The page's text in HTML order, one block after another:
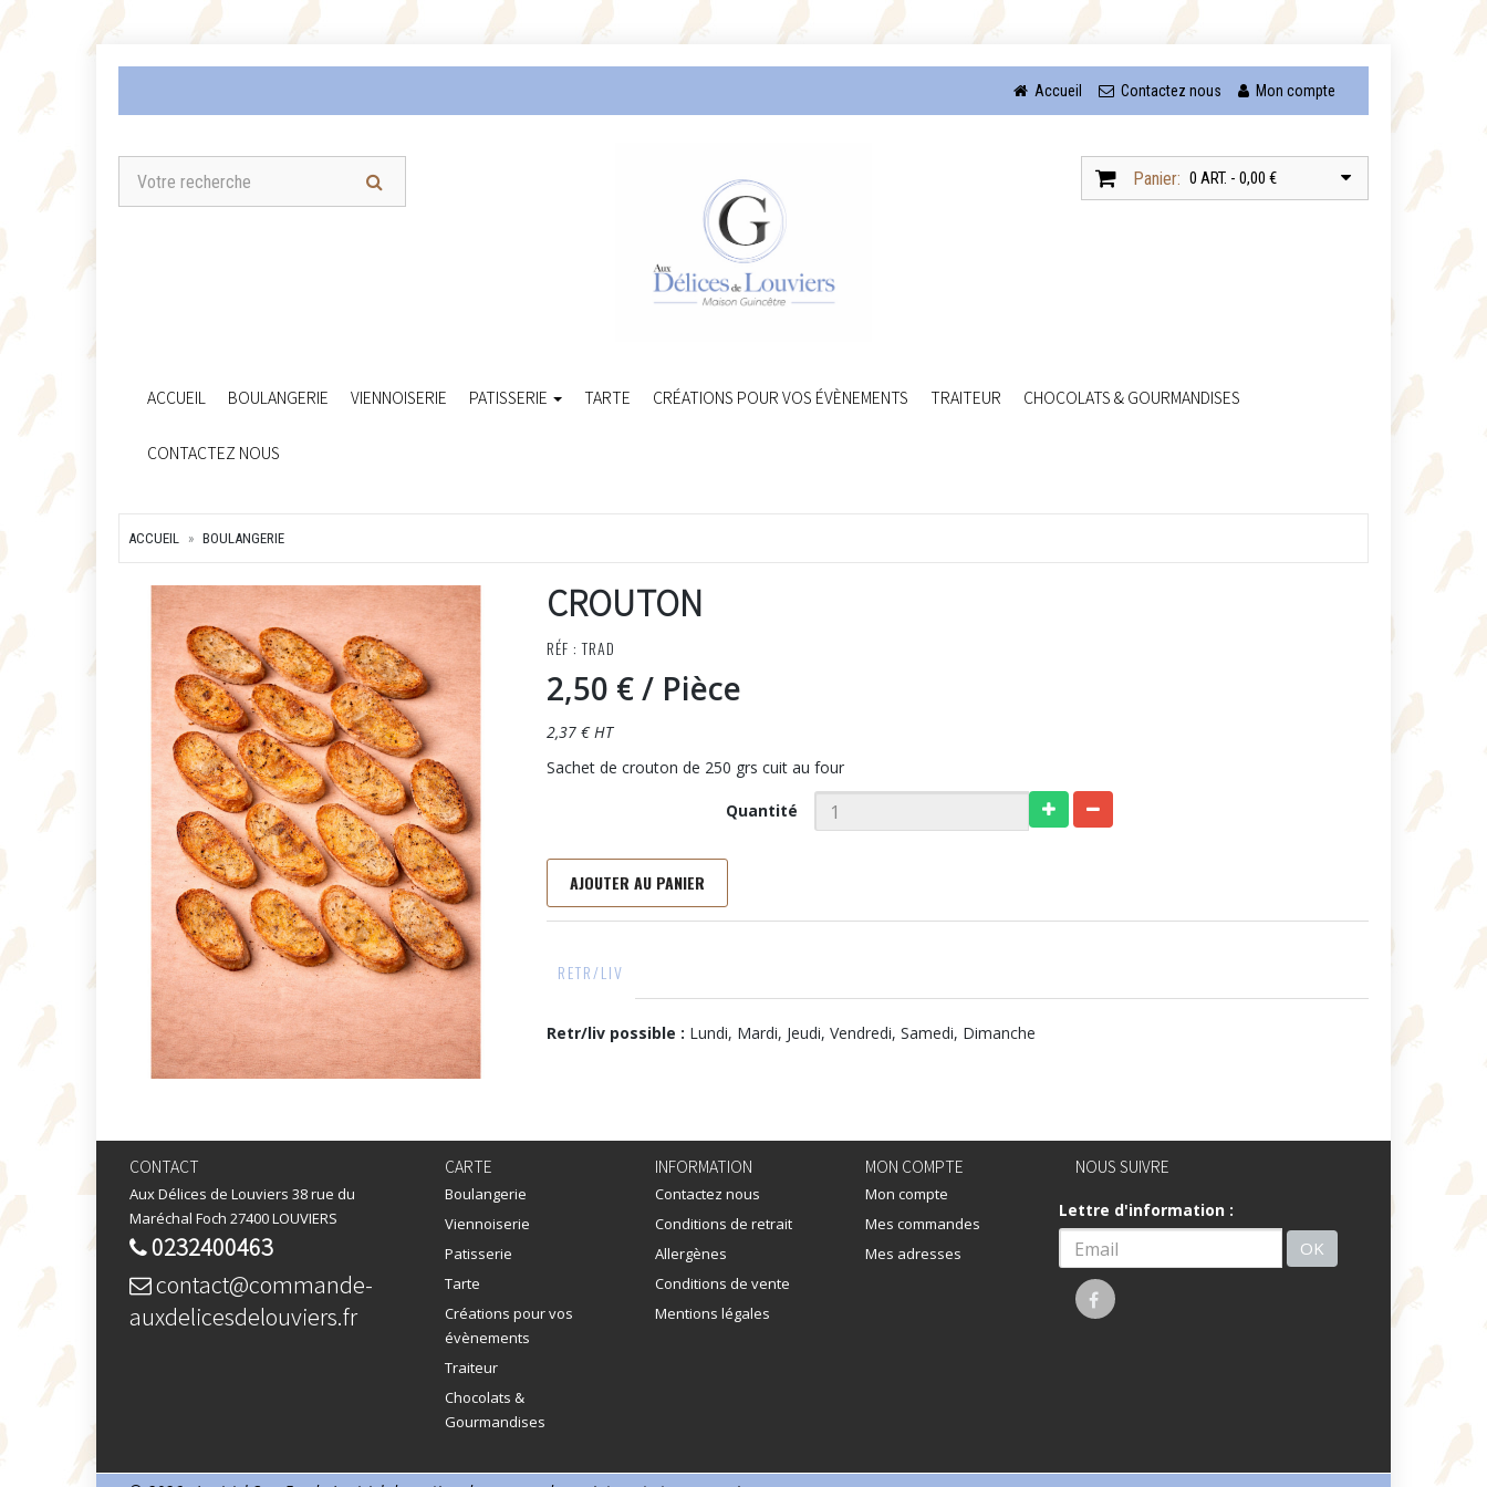
Accueil Contactez nous Mon compte
Panier: 0 ART. - 0,00 €
ACCUEIL BOULANGERIE VIENNOISERIE PATISSERIE TARTE CRÉATIONS POUR VOS ÉVÈNEMENTS TRAITEUR CHOCOLATS & GOURMANDISES
CONTACTEZ NOUS
ACCUEIL BOULANGERIE
CROUTON
RÉF : TRAD
2,50 €/ Pièce
2,37 € HT
Sachet de crouton de 250 grs cuit au four
Quantité
AJOUTER AU PANIER
RETR/LIV
Retr/liv possible : Lundi, Mardi, Jeudi, Vendredi, Samedi, Dimanche
CONTACT
Aux Délices de Louviers 38 rue du
Maréchal Foch 27400 LOUVIERS
0232400463
contact@commande-
auxdelicesdelouviers.fr
CARTE
Boulangerie
Viennoiserie
Patisserie
Tarte
Créations pour vos
évènements
Traiteur
Chocolats &
Gourmandises
INFORMATION
Contactez nous
Conditions de retrait
Allergènes
Conditions de vente
Mentions légales
MON COMPTE
Mon compte
Mes commandes
Mes adresses
NOUS SUIVRE
Lettre d'information :
OK